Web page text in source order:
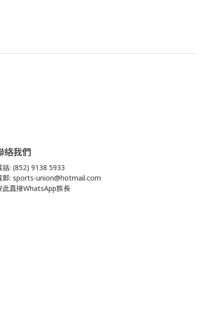
絡我們
話: (852) 9138 5933
郵: sports-union@hotmail.com
此直接WhatsApp族長